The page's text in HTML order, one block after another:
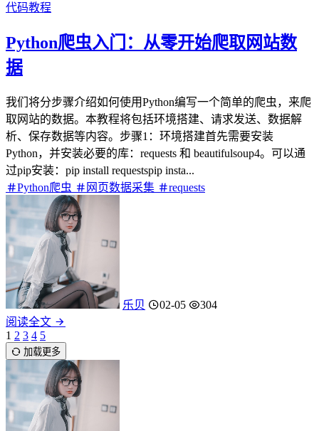
代码教程
Python爬虫入门：从零开始爬取网站数
据
我们将分步骤介绍如何使用Python编写一个简单的爬虫，来爬
取网站的数据。本教程将包括环境搭建、请求发送、数据解
析、保存数据等内容。步骤1：环境搭建首先需要安装
Python，并安装必要的库：requests 和 beautifulsoup4。可以通
过pip安装：pip install requestspip insta...
Python爬虫
网页数据采集 requests
乐贝 02-05
304
阅读全文
1 2 3 4 5
加载更多